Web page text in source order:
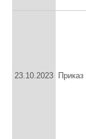
23.10.2023 Приказ